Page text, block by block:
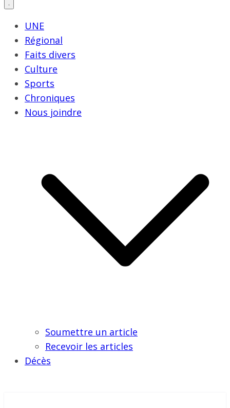
UNE
Régional
Faits divers
Culture
Sports
Chroniques
Nous joindre
Soumettre un article
Recevoir les articles
Décès